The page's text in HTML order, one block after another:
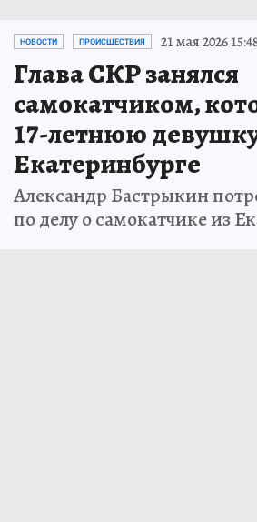
НОВОСТИ ПРОИСШЕСТВИЯ 21 мая 2026
Глава СКР занялся
самокатчиком,
17-летнюю
Екатеринбурге
Александр Бастрыкин
по делу о самокатчике из